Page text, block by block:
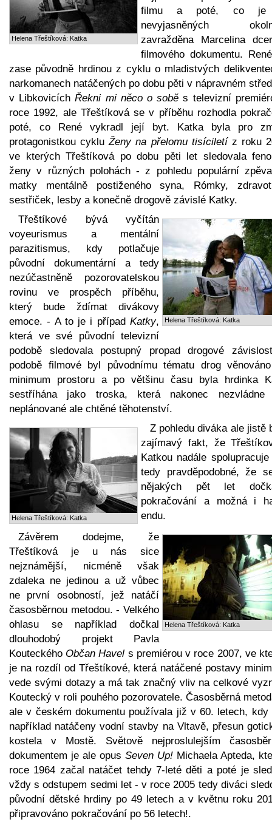
Helena Třeštíková: Katka
filmu a poté, co je
nevyjasněných
zavražděna Marcelina
filmového dokumentu.
zase původně hrdinou z cyklu o mladistvých
narkomanech natáčených po dobu pěti v nápravném
v LibkovicíchŘekni mi něco o sobě s televizní
roce 1992, ale Třeštíková se v příběhu rozhodla
poté, co René vykradl její byt. Katka byla pro
protagonistkou cykluŽeny na přelomu tisíciletíz roku
ve kterých Třeštíková po dobu pěti let sledovala
ženy v různých polohách - z pohledu populární
matky mentálně postiženého syna, Rómky,
sestřiček, lesby a konečně drogově závislé Katky.
Helena Třeštíková: Katka
Třeštíkové bývá vyčítán
voyeurismus a mentální
parazitismus, kdy potlačuje
původní dokumentární a tedy
nezúčastněně pozorovatelskou
rovinu ve prospěch příběhu,
který bude ždímat divákovy
emoce. - A to je i případ Katky,
která ve své původní televizní
podobě sledovala postupný propad drogové
podobě filmové byl původnímu tématu drog
minimum prostoru a po většinu času byla hrdinka
sestříhána jako troska, která nakonec nezvládne
neplánované ale chtěné těhotenství.
Helena Třeštíková: Katka
Z pohledu diváka ale jistě
zajímavý fakt, že
Katkou nadále
tedy pravděpodobné, že
nějakých pět let
pokračování a možná i
endu.
Helena Třeštíková: Katka
Závěrem dodejme, že
Třeštíková je u nás sice
nejznámější, nicméně však
zdaleka ne jedinou a už vůbec
ne první osobností, jež natáčí
časosběrnou metodou. - Velkého
ohlasu se například dočkal
dlouhodobý projekt Pavla
Kouteckého Občan Havel s premiérou v roce 2007, ve
je na rozdíl od Třeštíkové, která natáčené postavy
vede svými dotazy a má tak značný vliv na celkové
Koutecký v roli pouhého pozorovatele. Časosběrná
ale v českém dokumentu používala již v 60. letech, kdy
například natáčeny vodní stavby na Vltavě, přesun
kostela v Mostě. Světově nejproslulejším
dokumentem je ale opus Seven Up! Michaela Apteda,
roce 1964 začal natáčet tehdy 7-leté děti a poté je
vždy s odstupem sedmi let - v roce 2005 tedy diváci
původní dětské hrdiny po 49 letech a v květnu roku
připravováno pokračování po 56 letech!.